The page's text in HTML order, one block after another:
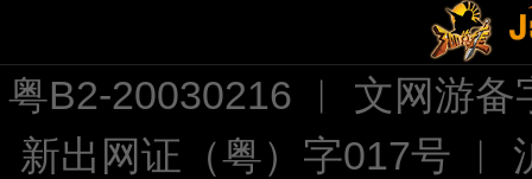
粤B2-20030216 ︱ 文网游
新出网证（粤）字017号 ︱